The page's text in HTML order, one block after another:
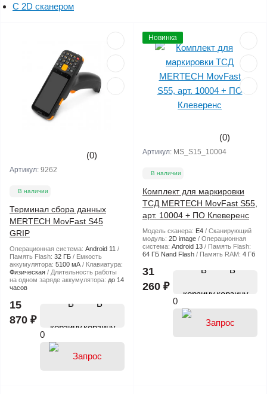
С 2D сканером
(0)
Артикул: 9262
В наличии
Терминал сбора данных
MERTECH MovFast S45
GRIP
Операционная система: Android 11
Память Flash: 32 ГБ
Емкость
аккумулятора: 5100 мА
Клавиатура:
Физическая
Длительность работы
на одном заряде аккумулятора: до 14
часов
15
870 ₽
В
корзину
0
Новинка
(0)
Артикул: MS_S15_10004
В наличии
Комплект для маркировки
ТСД MERTECH MovFast S55,
арт. 10004 + ПО Клеверенс
Модель сканера: E4
Сканирующий
модуль: 2D image
Операционная
система: Android 13
Память Flash:
64 ГБ Nand Flash
Память RAM: 4 Гб
31
260 ₽
В
корзину
0